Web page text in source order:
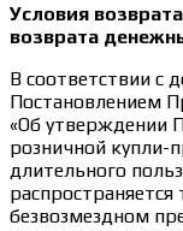
Условия
возврата
В соответствии с
Постановлением
«Об утверждении
розничной купли-
длительного
безвозмездном